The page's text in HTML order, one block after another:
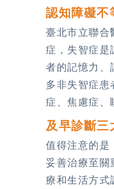
認知障礙
臺北市立聯合
症，失智症是
者的記憶力、
多非失智症患
症、焦慮症、
及早診斷
值得注意的是
妥善治療至關
療和生活方式